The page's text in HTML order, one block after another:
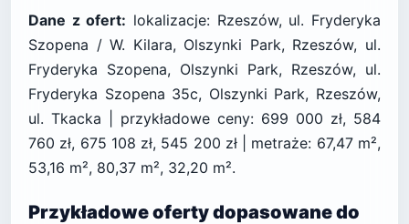
Dane z ofert: lokalizacje: Rzeszów, ul. Fryderyka
Szopena / W. Kilara, Olszynki Park, Rzeszów, ul.
Fryderyka Szopena, Olszynki Park, Rzeszów, ul.
Fryderyka Szopena 35c, Olszynki Park, Rzeszów,
ul. Tkacka | przykładowe ceny: 699 000 zł, 584
760 zł, 675 108 zł, 545 200 zł | metraże: 67,47 m²,
53,16 m², 80,37 m², 32,20 m².
Przykładowe oferty dopasowane do